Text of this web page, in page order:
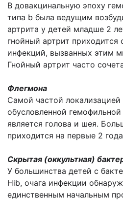
В довакцинальную эпоху
типа b была ведущим
артрита у детей младше 2
гнойный артрит приходится
инфекций, вызванных этим
Гнойный артрит часто
Флегмона
Самой частой
обусловленной
является голова и шея.
приходится на первые 2
Скрытая (оккультная)
У большинства детей с
Hib, очага инфекции
единственным начальным